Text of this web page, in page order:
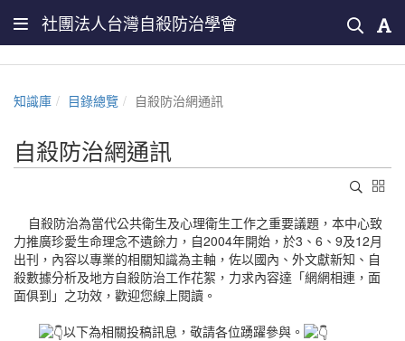
社團法人台灣自殺防治學會
知識庫 目錄總覽 自殺防治網通訊
自殺防治網通訊
自殺防治為當代公共衛生及心理衛生工作之重要議題，本中心致
力推廣珍愛生命理念不遺餘力，自2004年開始，於3、6、9及12月
出刊，內容以專業的相關知識為主軸，佐以國內、外文獻新知、自
殺數據分析及地方自殺防治工作花絮，力求內容達「網網相連，面
面俱到」之功效，歡迎您線上閱讀。
以下為相關投稿訊息，敬請各位踴躍參與。